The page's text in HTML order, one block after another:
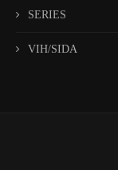
SERIES
VIH/SIDA